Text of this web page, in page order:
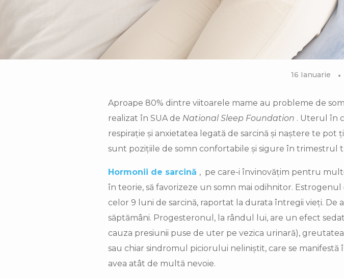
16 Ianuarie
Aproape 80% dintre viitoarele mame au probleme de
realizat în SUA de National Sleep Foundation . Uterul în
respirație și anxietatea legată de sarcină și naștere te
sunt pozițiile de somn confortabile și sigure în trimestrul
Hormonii de sarcină , pe care-i învinovățim pentru
în teorie, să favorizeze un somn mai odihnitor.
celor 9 luni de sarcină, raportat la durata întregii vieți. De
săptămâni. Progesteronul, la rândul lui, are un efect
cauza presiunii puse de uter pe vezica urinară),
sau chiar sindromul piciorului neliniștit, care se
avea atât de multă nevoie.